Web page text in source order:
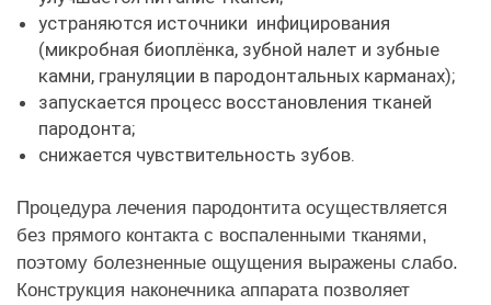
устраняются источники инфицирования
(микробная биоплёнка, зубной налет и зубные
камни, грануляции в пародонтальных карманах);
запускается процесс восстановления тканей
пародонта;
снижается чувствительность зубов.
Процедура лечения пародонтита осуществляется
без прямого контакта с воспаленными тканями,
поэтому болезненные ощущения выражены слабо.
Конструкция наконечника аппарата позволяет